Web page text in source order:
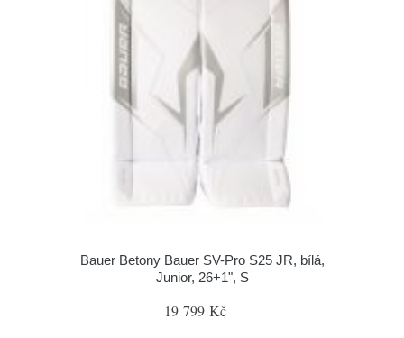
Bauer Betony Bauer SV-Pro S25 JR, bílá,
Junior, 26+1", S
19 799 Kč